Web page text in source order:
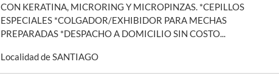
CON KERATINA, MICRORING Y MICROPINZAS. *CEPILLOS
ESPECIALES *COLGADOR/EXHIBIDOR PARA MECHAS
PREPARADAS *DESPACHO A DOMICILIO SIN COSTO...
Localidad de SANTIAGO